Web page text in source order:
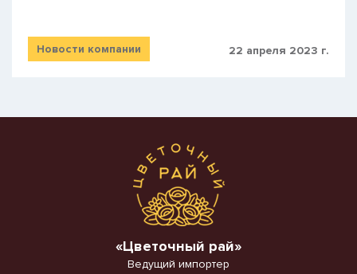
Новости компании 22 апреля 2023 г.
«Цветочный рай»
Ведущий импортер